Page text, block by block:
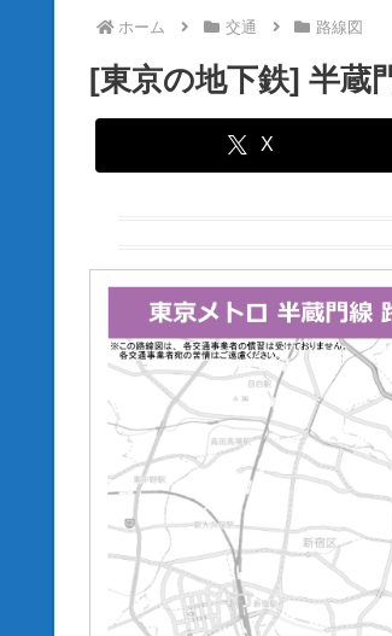
ホーム 交通 路線図
[東京の地下鉄] 半蔵
X